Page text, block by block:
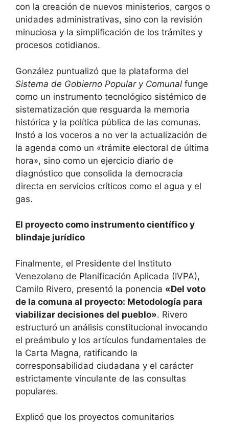
con la creación de nuevos ministerios, cargos o
unidades administrativas, sino con la revisión
minuciosa y la simplificación de los trámites y
procesos cotidianos.
González puntualizó que la plataforma del
Sistema de Gobierno Popular y Comunal funge
como un instrumento tecnológico sistémico de
sistematización que resguarda la memoria
histórica y la política pública de las comunas.
Instó a los voceros a no ver la actualización de
la agenda como un «trámite electoral de última
hora», sino como un ejercicio diario de
diagnóstico que consolida la democracia
directa en servicios críticos como el agua y el
gas.
El proyecto como instrumento científico y
blindaje jurídico
Finalmente, el Presidente del Instituto
Venezolano de Planificación Aplicada (IVPA),
Camilo Rivero, presentó la ponencia «Del voto
de la comuna al proyecto: Metodología para
viabilizar decisiones del pueblo». Rivero
estructuró un análisis constitucional invocando
el preámbulo y los artículos fundamentales de
la Carta Magna, ratificando la
corresponsabilidad ciudadana y el carácter
estrictamente vinculante de las consultas
populares.
Explicó que los proyectos comunitarios